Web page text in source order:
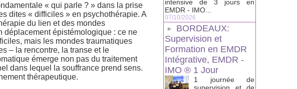
« qui parle ? » dans la prise
dites « difficiles » en psychothérapie. A
du lien et des mondes
déplacement épistémologique : ce ne
mais les mondes traumatiques
– la rencontre, la transe et le
émerge non pas du traitement
dans lequel la souffrance prend sens.
thérapeutique.
intensive de 3 jours en
EMDR - IMO...
07/10/2026
BORDEAUX:
Supervision et
Formation en EMDR
Intégrative, EMDR -
IMO ® 1 Jour
1 journée de